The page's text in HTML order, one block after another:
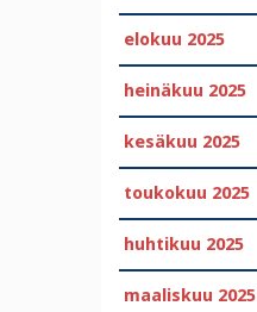
elokuu 2025
heinäkuu 2025
kesäkuu 2025
toukokuu 2025
huhtikuu 2025
maaliskuu 2025